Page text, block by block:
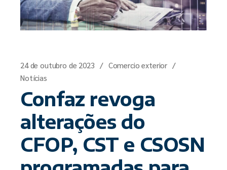
24 de outubro de 2023
Comercio exterior
Notícias
Confaz revoga
alterações do
CFOP, CST e CSOSN